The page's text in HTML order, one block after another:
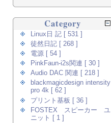
Category
Linux日 記 [ 531 ]
徒然日記 [ 268 ]
電源 [ 54 ]
PinkFaun-i2s関連 [ 30 ]
Audio DAC 関連 [ 218 ]
blackmagicdesign intensity
pro 4k [ 62 ]
プリント基板 [ 36 ]
FOSTEX スピーカー ユ
ニット [ 1 ]